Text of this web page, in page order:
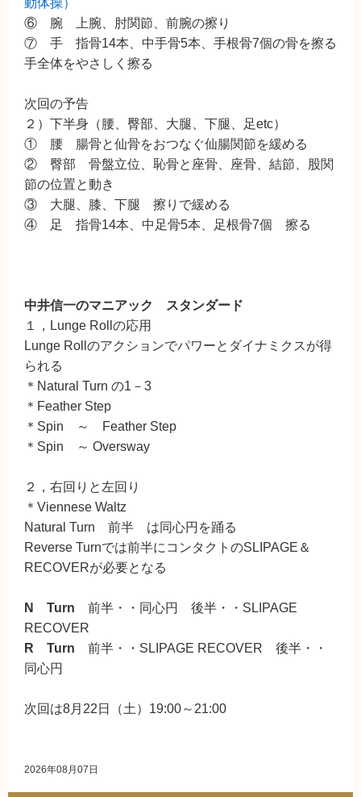
動体操）
⑥ 腕 上腕、肘関節、前腕の擦り
⑦ 手 指骨14本、中手骨5本、手根骨7個の骨を擦る
手全体をやさしく擦る
次回の予告
２）下半身（腰、臀部、大腿、下腿、足etc）
① 腰 腸骨と仙骨をおつなぐ仙腸関節を緩める
② 臀部 骨盤立位、恥骨と座骨、座骨、結節、股関
節の位置と動き
③ 大腿、膝、下腿 擦りで緩める
④ 足 指骨14本、中足骨5本、足根骨7個 擦る
中井信一のマニアック スタンダード
１，Lunge Rollの応用
Lunge Rollのアクションでパワーとダイナミクスが得
られる
＊Natural Turn の1－3
＊Feather Step
＊Spin ～ Feather Step
＊Spin ～ Oversway
２，右回りと左回り
＊Viennese Waltz
Natural Turn 前半 は同心円を踊る
Reverse Turnでは前半にコンタクトのSLIPAGE＆
RECOVERが必要となる
N Turn 前半・・同心円 後半・・SLIPAGE
RECOVER
R Turn 前半・・SLIPAGE RECOVER 後半・・
同心円
次回は8月22日（土）19:00～21:00
2026年08月07日